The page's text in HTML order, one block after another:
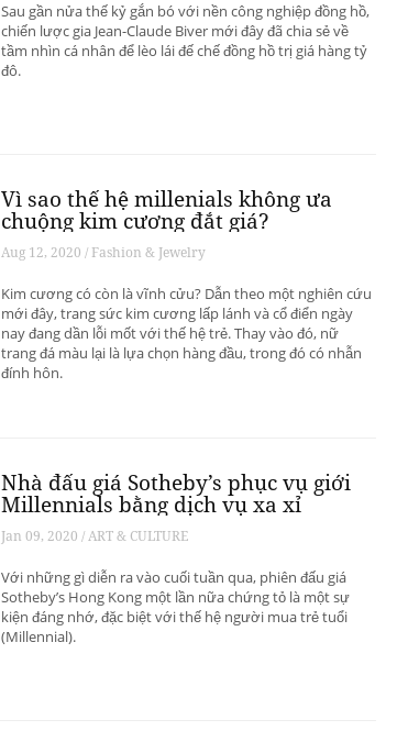
Sau gần nửa thế kỷ gắn bó với nền công nghiệp đồng hồ,
chiến lược gia Jean-Claude Biver mới đây đã chia sẻ về
tầm nhìn cá nhân để lèo lái đế chế đồng hồ trị giá hàng tỷ
đô.
Vì sao thế hệ millenials không ưa
chuộng kim cương đắt giá?
Aug 12, 2020 / Fashion & Jewelry
Kim cương có còn là vĩnh cửu? Dẫn theo một nghiên cứu
mới đây, trang sức kim cương lấp lánh và cổ điển ngày
nay đang dần lỗi mốt với thế hệ trẻ. Thay vào đó, nữ
trang đá màu lại là lựa chọn hàng đầu, trong đó có nhẫn
đính hôn.
Nhà đấu giá Sotheby’s phục vụ giới
Millennials bằng dịch vụ xa xỉ
Jan 09, 2020 / ART & CULTURE
Với những gì diễn ra vào cuối tuần qua, phiên đấu giá
Sotheby’s Hong Kong một lần nữa chứng tỏ là một sự
kiện đáng nhớ, đặc biệt với thế hệ người mua trẻ tuổi
(Millennial).